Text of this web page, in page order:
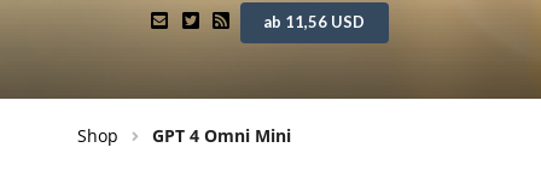
ab 11,56 USD
Shop GPT 4 Omni Mini